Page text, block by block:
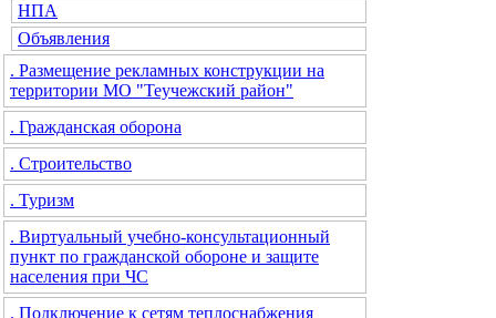
НПА
Объявления
. Размещение рекламных конструкции на
территории МО "Теучежский район"
. Гражданская оборона
. Строительство
. Туризм
. Виртуальный учебно-консультационный
пункт по гражданской обороне и защите
населения при ЧС
. Подключение к сетям теплоснабжения